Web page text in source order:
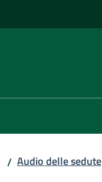
/ Audio delle sedute